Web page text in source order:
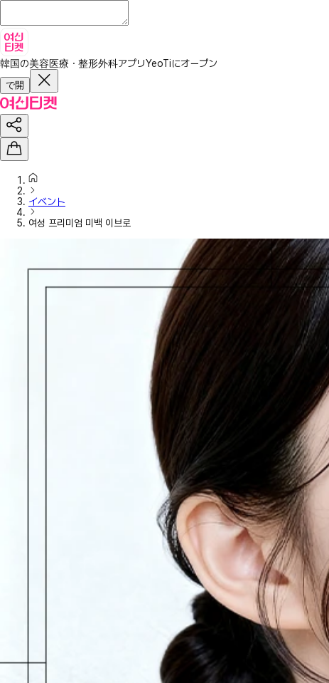
韓国の美容医療・整形外科アプリYeoTiにオープン
で開
イベント
여성 프리미엄 미백 이브로